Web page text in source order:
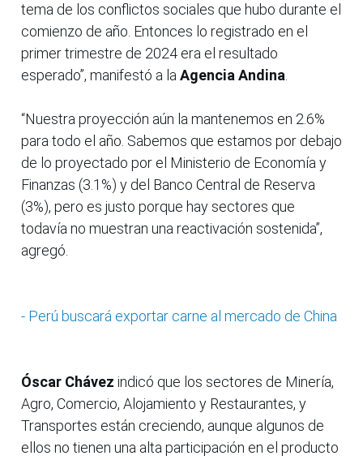
tema de los conflictos sociales que hubo durante el
comienzo de año. Entonces lo registrado en el
primer trimestre de 2024 era el resultado
esperado”, manifestó a laAgencia Andina.
“Nuestra proyección aún la mantenemos en 2.6%
para todo el año. Sabemos que estamos por debajo
de lo proyectado por el Ministerio de Economía y
Finanzas (3.1%) y del Banco Central de Reserva
(3%), pero es justo porque hay sectores que
todavía no muestran una reactivación sostenida”,
agregó.
- Perú buscará exportar carne al mercado de China
Óscar Chávez indicó que los sectores de Minería,
Agro, Comercio, Alojamiento y Restaurantes, y
Transportes están creciendo, aunque algunos de
ellos no tienen una alta participación en el producto